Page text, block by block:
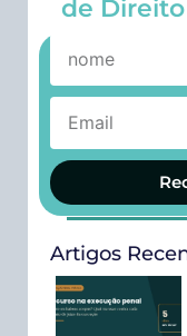
de
Artigos